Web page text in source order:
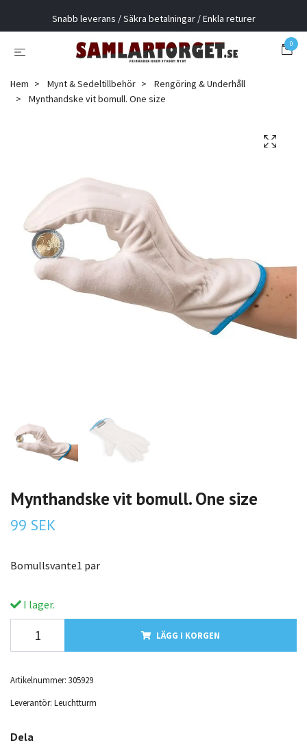
Snabb leverans / Säkra betalningar / Enkla returer
0
Hem Mynt & Sedeltillbehör
Rengöring & Underhåll
Mynthandske vit bomull. One size
Mynthandske vit bomull. One size
99 SEK
Bomullsvante1 par
I lager.
LÄGG I KORGEN
Artikelnummer: 305929
Leverantör: Leuchtturm
Dela